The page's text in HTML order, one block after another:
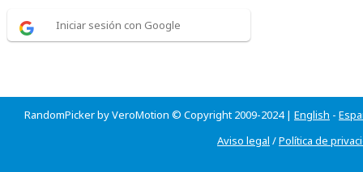
Iniciar sesión con Google
RandomPicker by VeroMotion © Copyright 2009-2024 | English -
Aviso legal /Política de